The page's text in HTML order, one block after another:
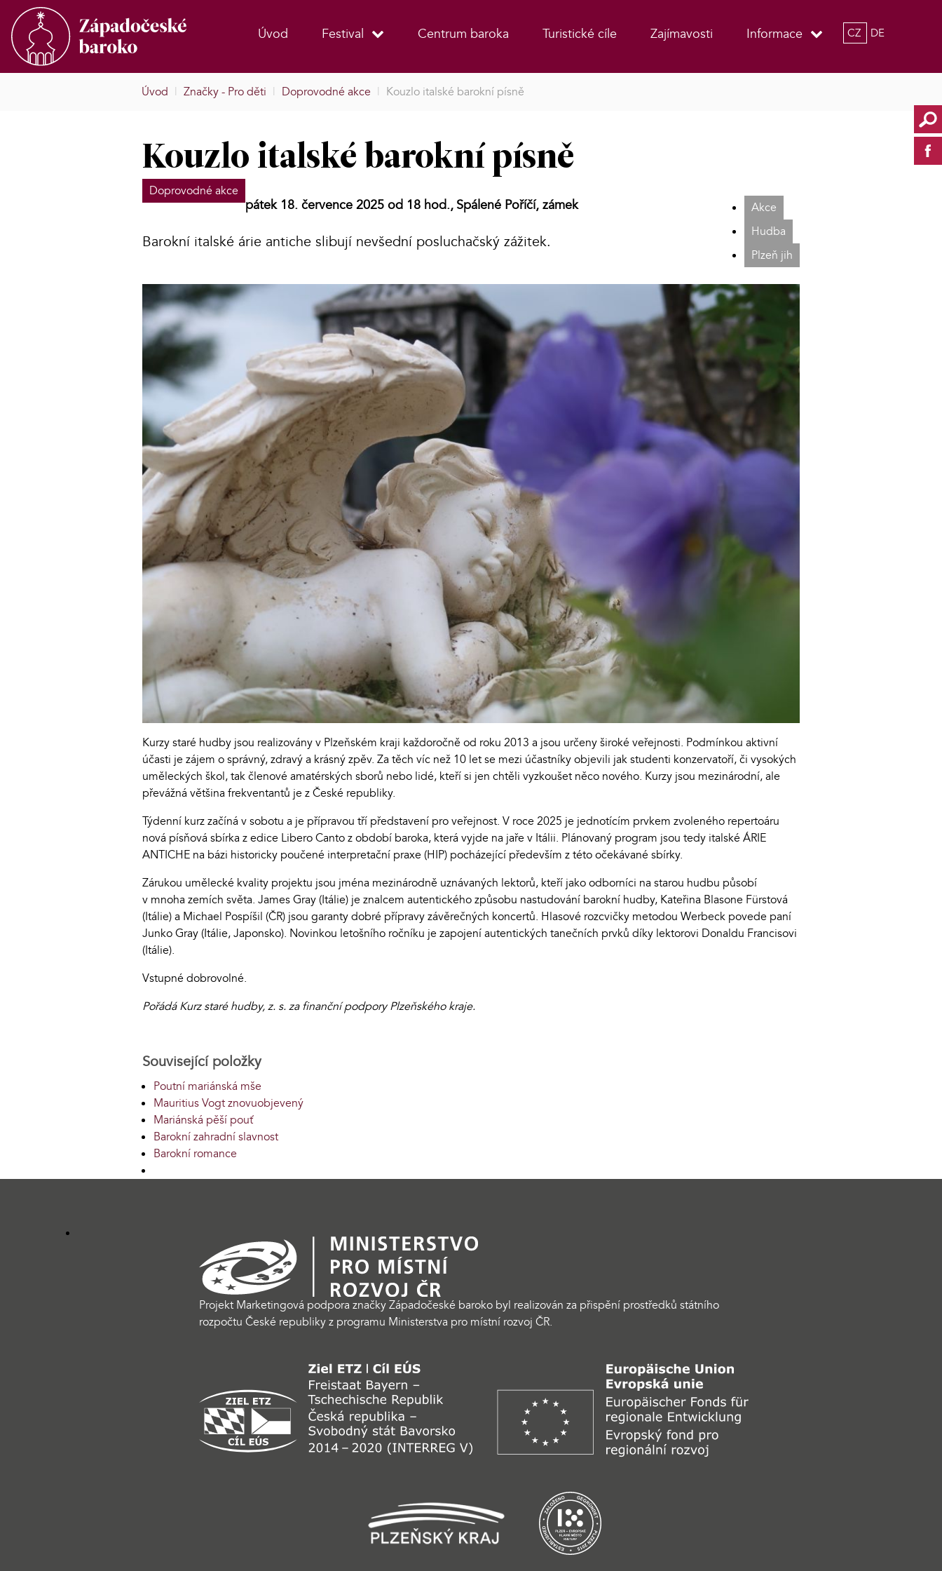
Úvod Festival Centrum baroka Turistické cíle Zajímavosti Informace CZ DE
Úvod | Značky - Pro děti | Doprovodné akce | Kouzlo italské barokní písně
Kouzlo italské barokní písně
Doprovodné akce
Akce
Hudba
Plzeň jih
pátek 18. července 2025 od 18 hod., Spálené Poříčí, zámek
Barokní italské árie antiche slibují nevšední posluchačský zážitek.
Kurzy staré hudby jsou realizovány v Plzeňském kraji každoročně od roku 2013 a jsou určeny široké veřejnosti. Podmínkou aktivní
účasti je zájem o správný, zdravý a krásný zpěv. Za těch víc než 10 let se mezi účastníky objevili jak studenti konzervatoří, či vysokých
uměleckých škol, tak členové amatérských sborů nebo lidé, kteří si jen chtěli vyzkoušet něco nového. Kurzy jsou mezinárodní, ale
převážná většina frekventantů je z České republiky.
Týdenní kurz začíná v sobotu a je přípravou tří představení pro veřejnost. V roce 2025 je jednotícím prvkem zvoleného repertoáru
nová písňová sbírka z edice Libero Canto z období baroka, která vyjde na jaře v Itálii. Plánovaný program jsou tedy italské ÁRIE
ANTICHE na bázi historicky poučené interpretační praxe (HIP) pocházející především z této očekávané sbírky.
Zárukou umělecké kvality projektu jsou jména mezinárodně uznávaných lektorů, kteří jako odborníci na starou hudbu působí
v mnoha zemích světa. James Gray (Itálie) je znalcem autentického způsobu nastudování barokní hudby, Kateřina Blasone Fürstová
(Itálie) a Michael Pospíšil (ČR) jsou garanty dobré přípravy závěrečných koncertů. Hlasové rozcvičky metodou Werbeck povede paní
Junko Gray (Itálie, Japonsko). Novinkou letošního ročníku je zapojení autentických tanečních prvků díky lektorovi Donaldu Francisovi
(Itálie).
Vstupné dobrovolné.
Pořádá Kurz staré hudby, z. s. za finanční podpory Plzeňského kraje.
Související položky
Poutní mariánská mše
Mauritius Vogt znovuobjevený
Mariánská pěší pouť
Barokní zahradní slavnost
Barokní romance
Projekt Marketingová podpora značky Západočeské baroko byl realizován za přispění prostředků státního
rozpočtu České republiky z programu Ministerstva pro místní rozvoj ČR.